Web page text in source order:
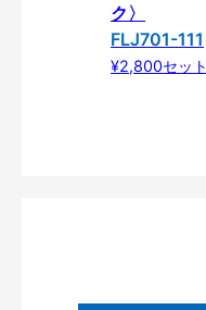
ク〉
FLJ701-111
¥2,800セット